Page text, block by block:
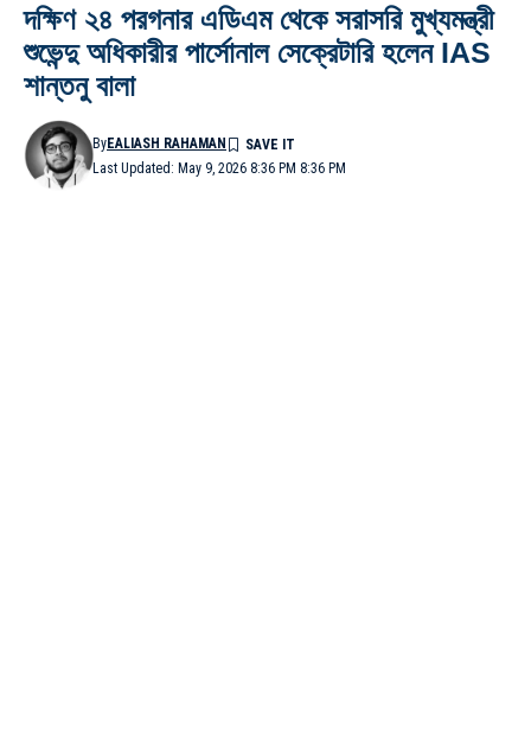
দক্ষিণ ২৪ পরগনার এডিএম থেকে সরাসরি মুখ্যমন্ত্রী
শুভেন্দু অধিকারীর পার্সোনাল সেক্রেটারি হলেন IAS
শান্তনু বালা
Last Updated: May 9, 2026 8:36 PM 8:36 PM
ByEALIASH RAHAMAN